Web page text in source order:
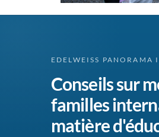
EDELWEISS PANORAMA
Conseils sur
familles
matière